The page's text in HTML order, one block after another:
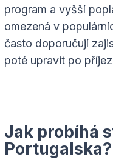
program a vyšší
omezená v
často doporučují
poté upravit po
Jak probíhá
Portugalska?